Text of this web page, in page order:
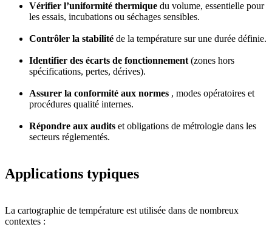
Vérifier l’uniformité thermique du volume, essentielle pour
les essais, incubations ou séchages sensibles.
Contrôler la stabilité de la température sur une durée définie.
Identifier des écarts de fonctionnement (zones hors
spécifications, pertes, dérives).
Assurer la conformité aux normes , modes opératoires et
procédures qualité internes.
Répondre aux audits et obligations de métrologie dans les
secteurs réglementés.
Applications typiques
La cartographie de température est utilisée dans de nombreux
contextes :